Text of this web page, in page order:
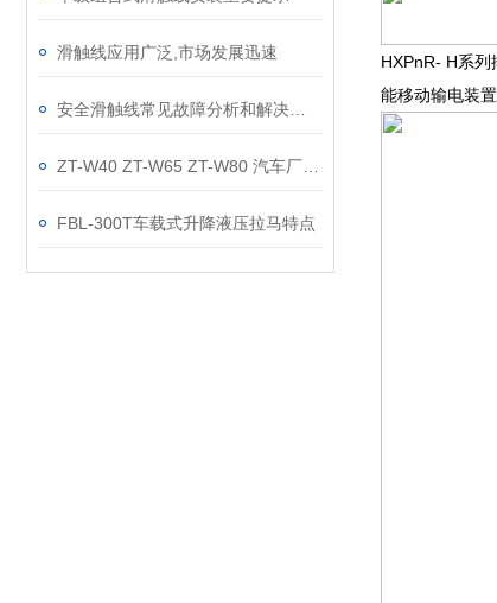
滑触线应用广泛,市场发展迅速
FBL-300T车载式升降液压拉马特点
HXPnR- H系
能移动输电装